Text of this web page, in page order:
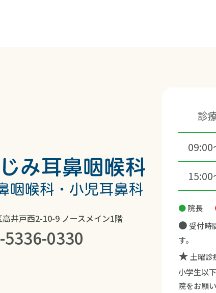
高井戸西2-10-9 ノースメイン1階
5336-0330
診
●院長
● 受付時
す。
★ 土曜診
小学生以
院をお願